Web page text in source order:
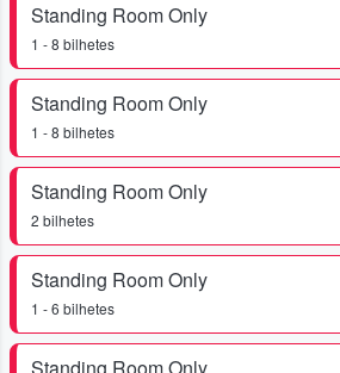
Standing Room Only
1 - 8 bilhetes
Standing Room Only
1 - 8 bilhetes
Standing Room Only
2 bilhetes
Standing Room Only
1 - 6 bilhetes